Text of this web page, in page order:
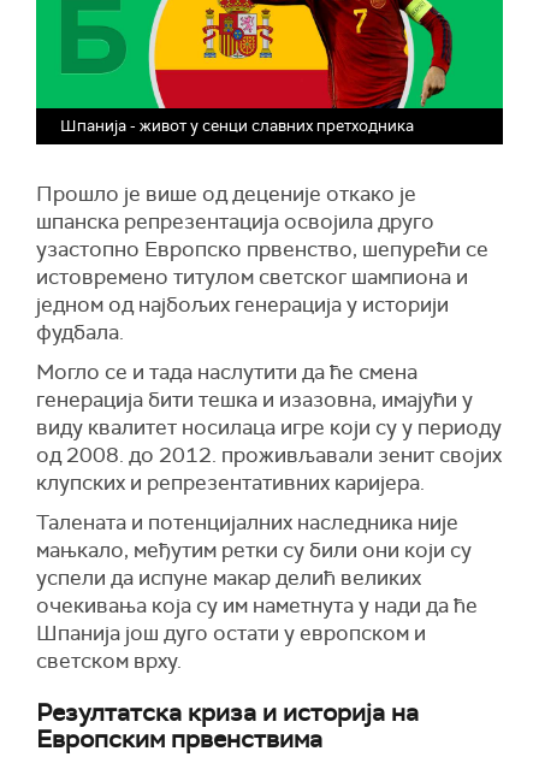
Шпанија - живот у сенци славних претходника
Прошло је више од деценије откако је
шпанска репрезентација освојила друго
узастопно Европско првенство, шепурећи се
истовремено титулом светског шампиона и
једном од најбољих генерација у историји
фудбала.
Могло се и тада наслутити да ће смена
генерација бити тешка и изазовна, имајући у
виду квалитет носилаца игре који су у периоду
од 2008. до 2012. проживљавали зенит својих
клупских и репрезентативних каријера.
Талената и потенцијалних наследника није
мањкало, међутим ретки су били они који су
успели да испуне макар делић великих
очекивања која су им наметнута у нади да ће
Шпанија још дуго остати у европском и
светском врху.
Резултатска криза и историја на
Европским првенствима